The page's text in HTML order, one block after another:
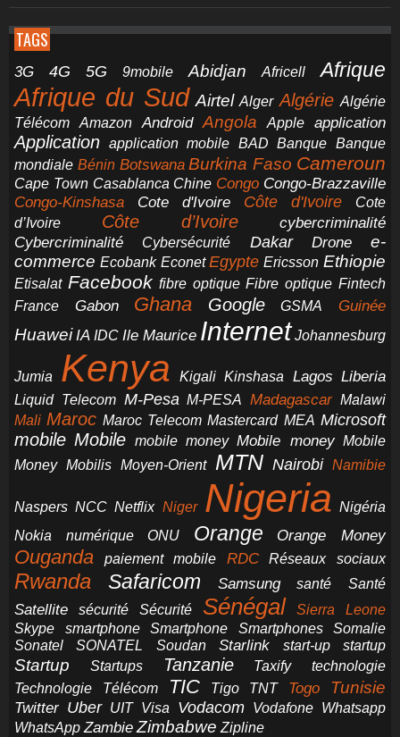
TAGS
3G 4G 5G 9mobile Abidjan Africell Afrique
Afrique du Sud Airtel Alger Algérie Algérie
Télécom
Amazon Android Angola Apple application
Application application mobile BAD Banque Banque
mondiale Bénin Botswana Burkina Faso Cameroun
Cape Town Casablanca Chine Congo Congo-Brazzaville
Congo-Kinshasa Cote d'Ivoire Côte d'Ivoire
Cote
d’Ivoire
Côte d’Ivoire
cybercriminalité
Cybercriminalité
Cybersécurité Dakar Drone
e-
commerce Ecobank Econet Egypte Ericsson Ethiopie
Etisalat Facebook fibre optique Fibre optique Fintech
France
Gabon Ghana Google GSMA Guinée
Huawei IA IDC Ile Maurice Internet Johannesburg
Jumia Kenya Kigali Kinshasa Lagos Liberia
Liquid Telecom M-Pesa M-PESA Madagascar Malawi
Mali Maroc Maroc Telecom Mastercard MEA Microsoft
mobile Mobile mobile money Mobile money Mobile
Money Mobilis Moyen-Orient MTN Nairobi Namibie
Naspers NCC Netflix Niger Nigeria Nigéria
Nokia
numérique ONU Orange Orange Money
Ouganda paiement mobile RDC Réseaux sociaux
Rwanda Safaricom Samsung santé Santé
Satellite sécurité Sécurité Sénégal
Sierra Leone
Skype
smartphone Smartphone Smartphones
Somalie
Sonatel
SONATEL Soudan Starlink start-up startup
Startup Startups Tanzanie Taxify
technologie
Technologie
Télécom TIC Tigo TNT Togo Tunisie
Twitter Uber UIT Visa Vodacom Vodafone Whatsapp
WhatsApp Zambie Zimbabwe Zipline